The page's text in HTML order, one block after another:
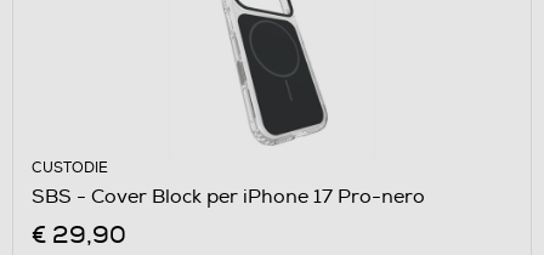
CUSTODIE
SBS - Cover Block per iPhone 17 Pro-nero
€ 29,90